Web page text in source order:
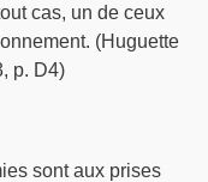
cas, un de ceux
(Huguette
p. D4)
sont aux prises